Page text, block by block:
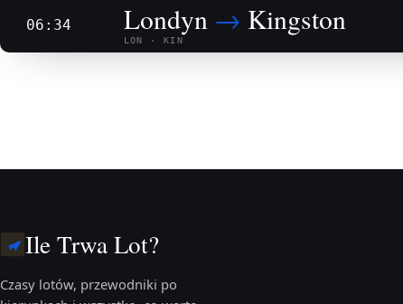
06:34 Londyn → Kingston
LON · KIN
Ile Trwa Lot?
Czasy lotów, przewodniki po